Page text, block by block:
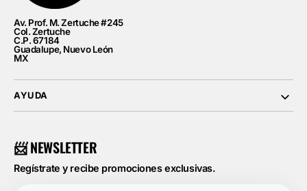
Av. Prof. M. Zertuche #245
Col. Zertuche
C.P. 67184
Guadalupe, Nuevo León
MX
AYUDA
📨 NEWSLETTER
Regístrate y recibe promociones exclusivas.